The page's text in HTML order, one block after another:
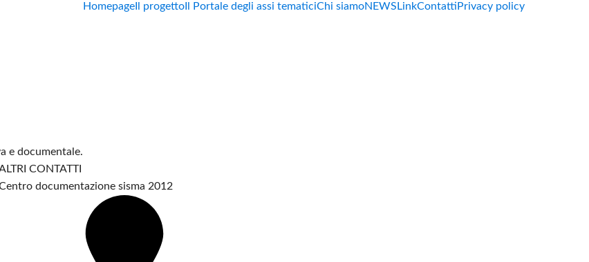
e documentale.
HomepageIl progettoIl Portale degli assi tematiciChi siamoNEWS LinkContatti Privacy policy
CONTATTI
documentazione sisma 2012